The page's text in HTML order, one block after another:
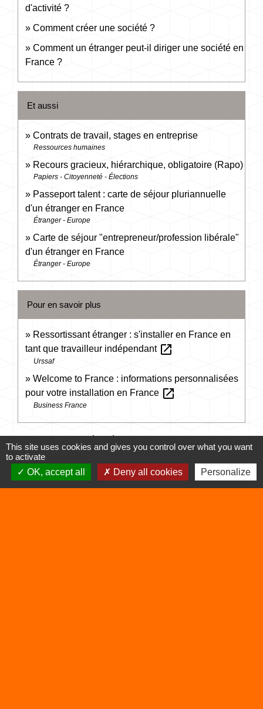
d'activité ?
Comment créer une société ?
Comment un étranger peut-il diriger une société en
France ?
Et aussi
Contrats de travail, stages en entreprise
Ressources humaines
Recours gracieux, hiérarchique, obligatoire (Rapo)
Papiers - Citoyenneté - Élections
Passeport talent : carte de séjour pluriannuelle
d'un étranger en France
Étranger - Europe
Carte de séjour "entrepreneur/profession libérale"
d'un étranger en France
Étranger - Europe
Pour en savoir plus
Ressortissant étranger : s'installer en France en
tant que travailleur indépendant open_in_new
Urssaf
Welcome to France : informations personnalisées
pour votre installation en France open_in_new
Business France
Signaler une erreur sur cette page
This site uses cookies and gives you control over what you want
to activate
OK, accept all
Deny all cookies Personalize